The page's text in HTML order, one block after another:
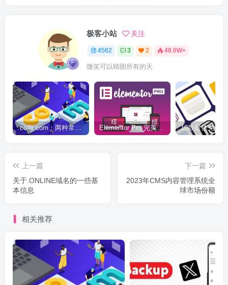
极客小站 关注
4562 3 2 48.6W+
微笑可以晴朗所有的天
.co与.com：两种常用域名后缀名完全指南 Elementor Pro 完美汉化中文版（含全套模板）|可视化编辑页面自定义设计WordPress插件
上一篇
关于.ONLINE域名的一些基
本信息
下一篇
2023年CMS内容管理系统全
球市场份额
相关推荐